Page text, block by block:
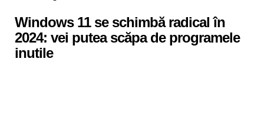
Windows 11 se schimbă radical în
2024: vei putea scăpa de programele
inutile